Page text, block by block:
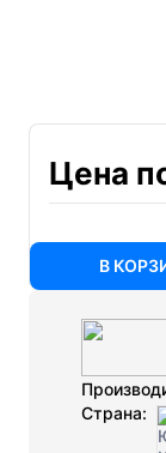
Цена
В
Страна: